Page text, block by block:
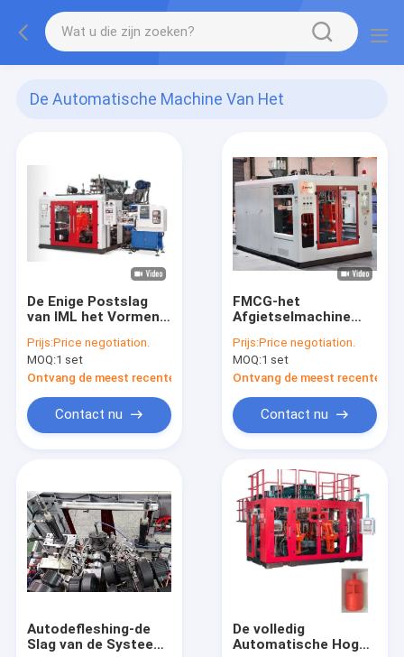
De Automatische Machine Van Het
De Enige Postslag
van IML het Vormen
Prijs:Price negotiation.
MOQ:1 set
Ontvang de meest recente Prijs
Contact nu
FMCG-het
Afgietselmachine
Automatische Slag
Prijs:Price negotiation.
MOQ:1 set
Ontvang de meest recente
Contact nu
Autodefleshing-de
Slag van de Systeem
De volledig
Automatische Hoge